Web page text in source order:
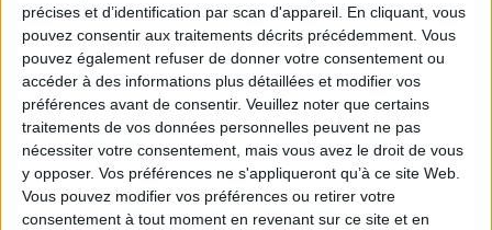
précises et d’identification par scan d'appareil. En cliquant, vous
pouvez consentir aux traitements décrits précédemment. Vous
pouvez également refuser de donner votre consentement ou
accéder à des informations plus détaillées et modifier vos
préférences avant de consentir. Veuillez noter que certains
traitements de vos données personnelles peuvent ne pas
nécessiter votre consentement, mais vous avez le droit de vous
y opposer. Vos préférences ne s'appliqueront qu’à ce site Web.
Vous pouvez modifier vos préférences ou retirer votre
consentement à tout moment en revenant sur ce site et en
71e Congrès de l’ABF : l’hospitalité comme fil rouge
Bibliothèques : comment survivre face aux
pressions ?